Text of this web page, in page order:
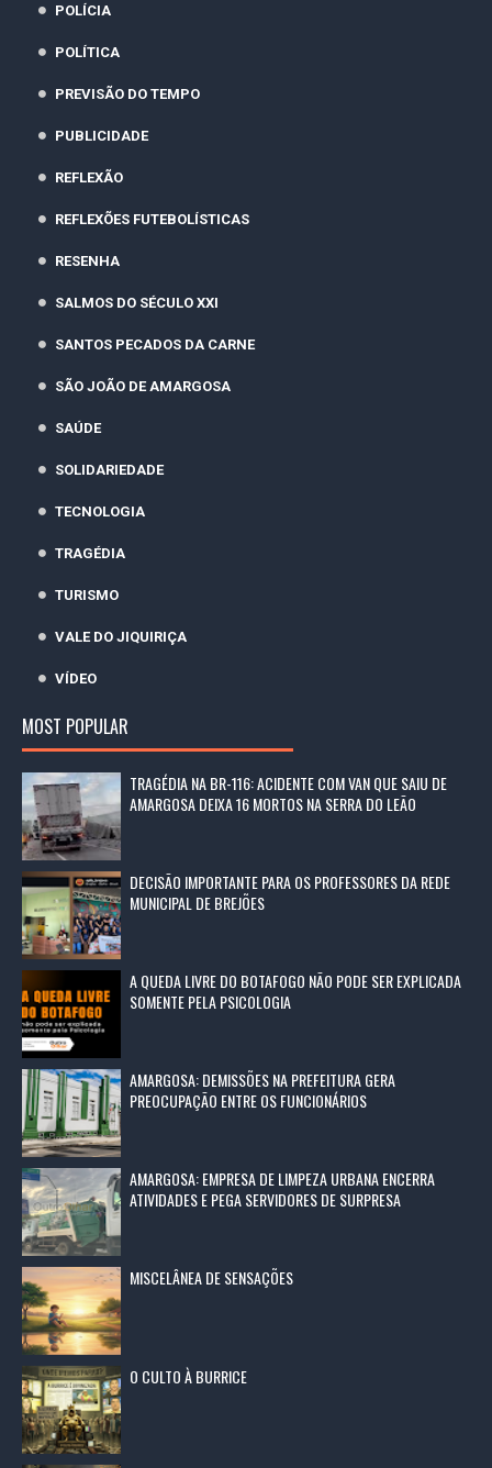
POLÍCIA
POLÍTICA
PREVISÃO DO TEMPO
PUBLICIDADE
REFLEXÃO
REFLEXÕES FUTEBOLÍSTICAS
RESENHA
SALMOS DO SÉCULO XXI
SANTOS PECADOS DA CARNE
SÃO JOÃO DE AMARGOSA
SAÚDE
SOLIDARIEDADE
TECNOLOGIA
TRAGÉDIA
TURISMO
VALE DO JIQUIRIÇA
VÍDEO
MOST POPULAR
TRAGÉDIA NA BR-116: ACIDENTE COM VAN QUE SAIU DE
AMARGOSA DEIXA 16 MORTOS NA SERRA DO LEÃO
DECISÃO IMPORTANTE PARA OS PROFESSORES DA REDE
MUNICIPAL DE BREJÕES
A QUEDA LIVRE DO BOTAFOGO NÃO PODE SER EXPLICADA
SOMENTE PELA PSICOLOGIA
AMARGOSA: DEMISSÕES NA PREFEITURA GERA
PREOCUPAÇÃO ENTRE OS FUNCIONÁRIOS
AMARGOSA: EMPRESA DE LIMPEZA URBANA ENCERRA
ATIVIDADES E PEGA SERVIDORES DE SURPRESA
MISCELÂNEA DE SENSAÇÕES
O CULTO À BURRICE